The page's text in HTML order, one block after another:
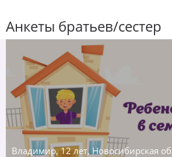
Анкеты братьев/сестер
Владимир, 12 лет, Новосибирская